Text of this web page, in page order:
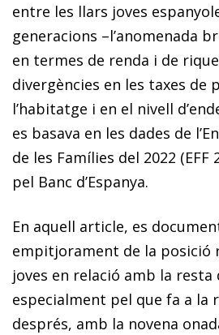
entre les llars joves
generacions –l’anomenada
en termes de renda i de
divergències en les taxes de
l’habitatge i en el nivell
es basava en les dades de
de les Famílies del 2022 (EFF
pel Banc d’Espanya.
En aquell article, es
empitjorament de la posició
joves en relació amb la resta
especialment pel que fa a la
després, amb la novena